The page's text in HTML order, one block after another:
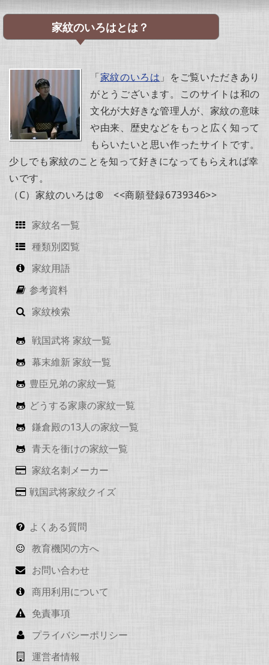
家紋のいろはとは？
「家紋のいろは」をご覧いただきあり
がとうございます。このサイトは和の
文化が大好きな管理人が、家紋の意味
や由来、歴史などをもっと広く知って
もらいたいと思い作ったサイトです。
少しでも家紋のことを知って好きになってもらえれば幸
いです。
（C）家紋のいろは® <<商願登録6739346>>
家紋名一覧
種類別図覧
家紋用語
参考資料
家紋検索
戦国武将 家紋一覧
幕末維新 家紋一覧
豊臣兄弟の家紋一覧
どうする家康の家紋一覧
鎌倉殿の13人の家紋一覧
青天を衝けの家紋一覧
家紋名刺メーカー
戦国武将家紋クイズ
よくある質問
教育機関の方へ
お問い合わせ
商用利用について
免責事項
プライバシーポリシー
運営者情報